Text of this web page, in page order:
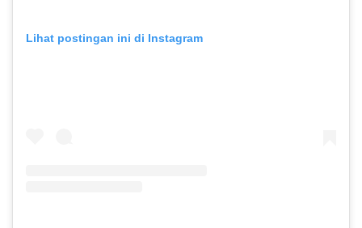
Lihat postingan ini di Instagram